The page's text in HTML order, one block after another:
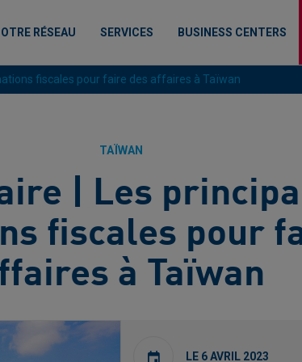
RÉSEAU SERVICES BUSINESS CENTERS
fiscales pour faire des affaires à Taïwan
TAÏWAN
| Les
fiscales pour
à Taïwan
LE 6 AVRIL 2023